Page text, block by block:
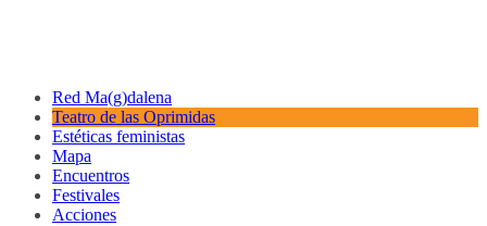
Red Ma(g)dalena
Teatro de las Oprimidas
Estéticas feministas
Mapa
Encuentros
Festivales
Acciones